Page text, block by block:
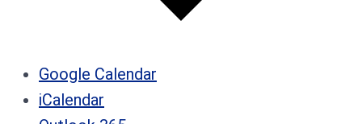
Google Calendar
iCalendar